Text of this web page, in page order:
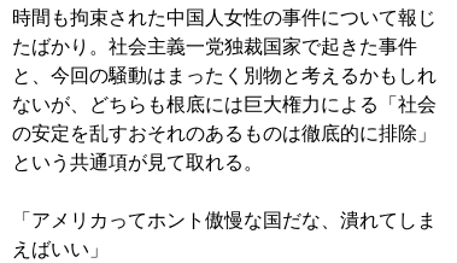
時間も拘束された中国人女性の事件について報じ
たばかり。社会主義一党独裁国家で起きた事件
と、今回の騒動はまったく別物と考えるかもしれ
ないが、どちらも根底には巨大権力による「社会
の安定を乱すおそれのあるものは徹底的に排除」
という共通項が見て取れる。
「アメリカってホント傲慢な国だな、潰れてしま
えばいい」